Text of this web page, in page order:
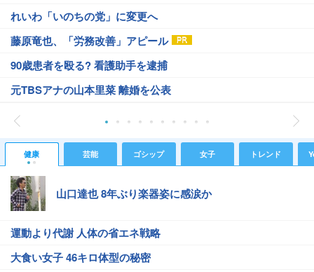
れいわ「いのちの党」に変更へ
藤原竜也、「労務改善」アピール
90歳患者を殴る? 看護助手を逮捕
元TBSアナの山本里菜 離婚を公表
健康 芸能 ゴシップ 女子 トレンド
山口達也 8年ぶり楽器姿に感涙か
運動より代謝 人体の省エネ戦略
大食い女子 46キロ体型の秘密